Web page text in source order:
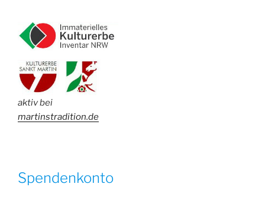
aktiv bei
martinstradition.de
Spendenkonto